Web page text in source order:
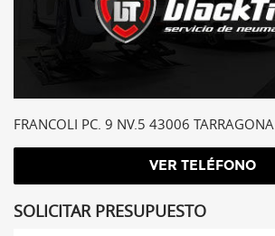
FRANCOLI PC. 9 NV.5 43006 TARRAGONA
SOLICITAR PRESUPUESTO